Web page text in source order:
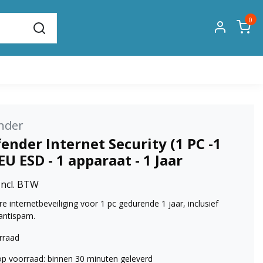
0
Internet Security (1 PC -1
ESD - 1 apparaat - 1 Jaar
BTW
internetbeveiliging voor 1 pc gedurende 1 jaar, inclusief
voorraad: binnen 30 minuten geleverd